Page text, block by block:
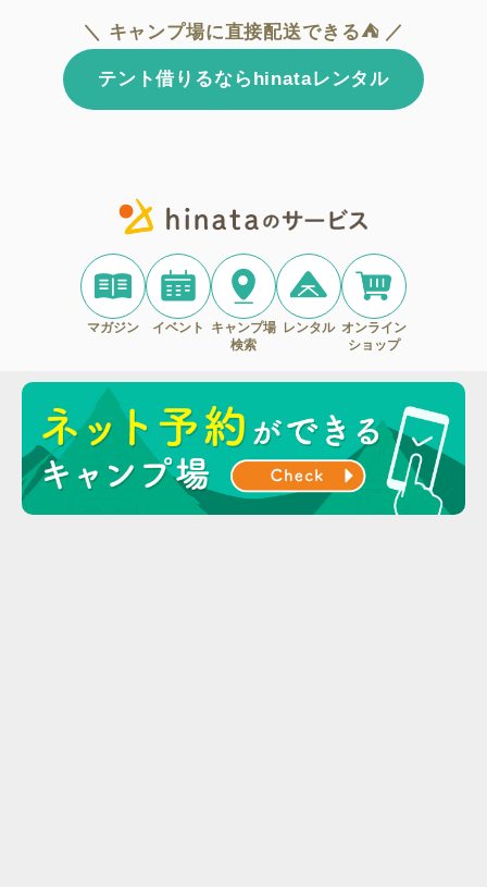
＼ キャンプ場に直接配送できる⛺ ／
テント借りるならhinataレンタル
マガジン イベント
キャンプ場
検索
レンタル オンライン
ショップ